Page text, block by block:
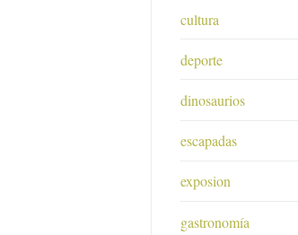
cultura
deporte
dinosaurios
escapadas
exposion
gastronomía